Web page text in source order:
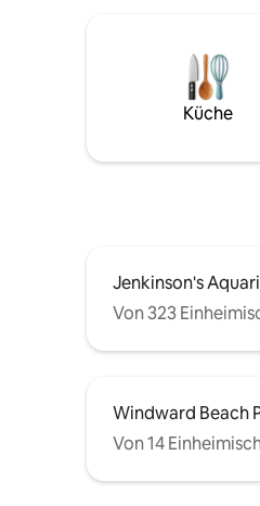
Küche
Jenkinson's
Von 323
Windward Beach
Von 14